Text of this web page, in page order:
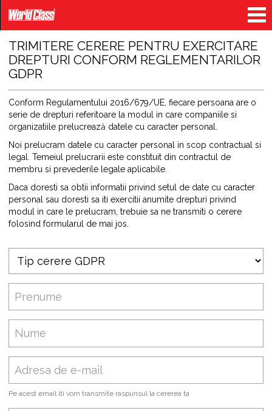
TRIMITERE CERERE PENTRU EXERCITARE
DREPTURI CONFORM REGLEMENTARILOR
GDPR
Conform Regulamentului 2016/679/UE, fiecare persoana are o
serie de drepturi referitoare la modul in care companiile si
organizatiile prelucrează datele cu caracter personal.
Noi prelucram datele cu caracter personal in scop contractual si
legal. Temeiul prelucrarii este constituit din contractul de
membru si prevederile legale aplicabile.
Daca doresti sa obtii informatii privind setul de date cu caracter
personal sau doresti sa iti exercitii anumite drepturi privind
modul in care le prelucram, trebuie sa ne transmiti o cerere
folosind formularul de mai jos.
Pe acest email iti vom transmite raspunsul la cererea ta